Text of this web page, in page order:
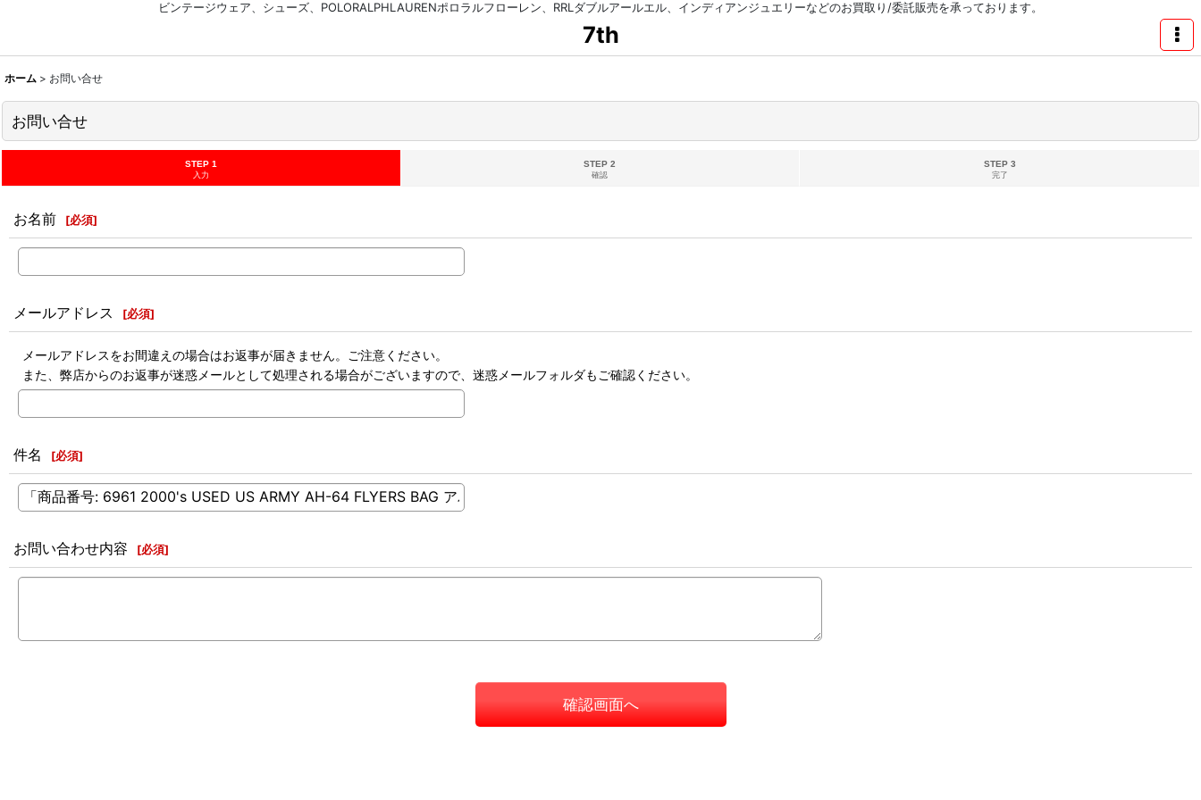
ビンテージウェア、シューズ、POLORALPHLAURENポロラルフローレン、RRLダブルアールエル、インディアンジュエリーなどのお買取り/委託販売を承っております。
7th
ホーム > お問い合せ
お問い合せ
STEP 1
入力
STEP 2
確認
STEP 3
完了
お名前 [必須]
メールアドレス [必須]
メールアドレスをお間違えの場合はお返事が届きません。ご注意ください。
また、弊店からのお返事が迷惑メールとして処理される場合がございますので、迷惑メールフォルダもご確認ください。
件名 [必須]
お問い合わせ内容 [必須]
確認画面へ